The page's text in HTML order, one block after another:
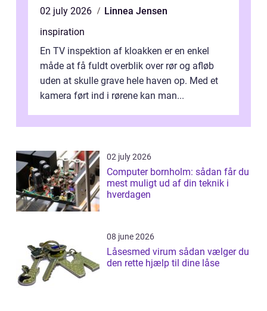
02 july 2026
Linnea Jensen
inspiration
En TV inspektion af kloakken er en enkel
måde at få fuldt overblik over rør og afløb
uden at skulle grave hele haven op. Med et
kamera ført ind i rørene kan man...
02 july 2026
Computer bornholm: sådan får du
mest muligt ud af din teknik i
hverdagen
08 june 2026
Låsesmed virum sådan vælger du
den rette hjælp til dine låse